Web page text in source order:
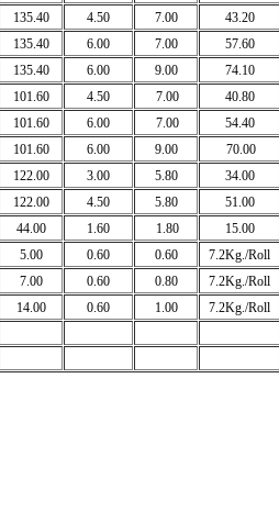
135.40 4.50 7.00 43.20
135.40 6.00 7.00 57.60
135.40 6.00 9.00 74.10
101.60 4.50 7.00 40.80
101.60 6.00 7.00 54.40
101.60 6.00 9.00 70.00
122.00 3.00 5.80
34.00
122.00 4.50 5.80
51.00
44.00 1.60 1.80
15.00
5.00 0.60 0.60
7.2Kg./Roll
7.00 0.60 0.80
7.2Kg./Roll
14.00 0.60 1.00 7.2Kg./Roll